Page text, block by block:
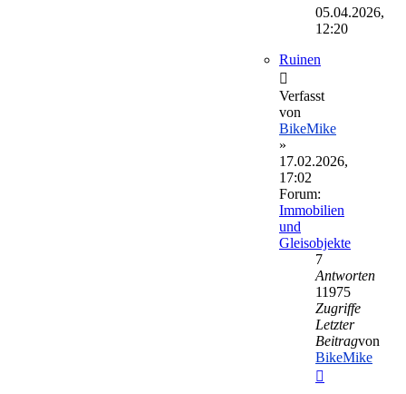
Beitrag
05.04.2026,
12:20
Ruinen
Verfasst
von
BikeMike
»
17.02.2026,
17:02
Forum:
Immobilien
und
Gleisobjekte
7
Antworten
11975
Zugriffe
Letzter
Beitragvon
BikeMike